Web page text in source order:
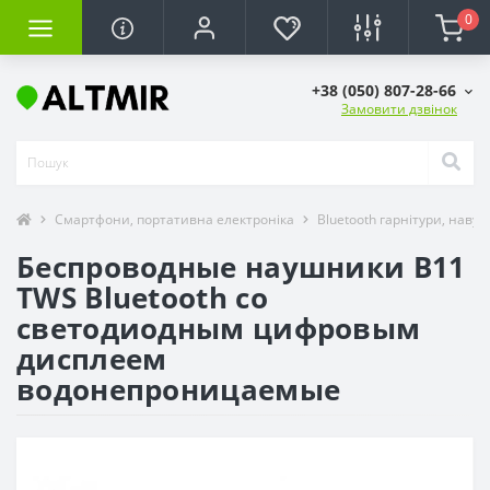
0
+38 (050) 807-28-66
Замовити дзвінок
Смартфони, портативна електроніка Bluetooth гарнітури,
Беспроводные наушники B11
TWS Bluetooth со
светодиодным цифровым
дисплеем
водонепроницаемые